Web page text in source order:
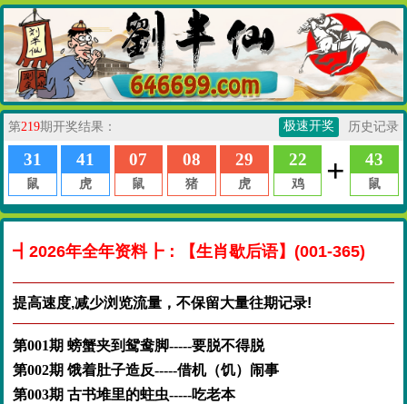
┫2026年全年资料┣：【生肖歇后语】(001-365)
提高速度,减少浏览流量，不保留大量往期记录!
第001期 螃蟹夹到鸳鸯脚-----要脱不得脱
第002期 饿着肚子造反-----借机（饥）闹事
第003期 古书堆里的蛀虫-----吃老本